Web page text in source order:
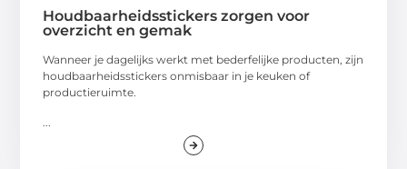
Houdbaarheidsstickers zorgen voor
overzicht en gemak
Wanneer je dagelijks werkt met bederfelijke producten, zijn
houdbaarheidsstickers onmisbaar in je keuken of
productieruimte.